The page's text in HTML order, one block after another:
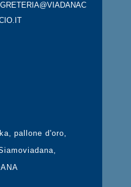
pallone d'oro